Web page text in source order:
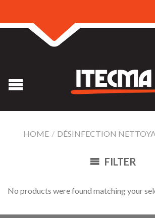
HOME / DÉSINFECTION
FILTER
No products were found matching your